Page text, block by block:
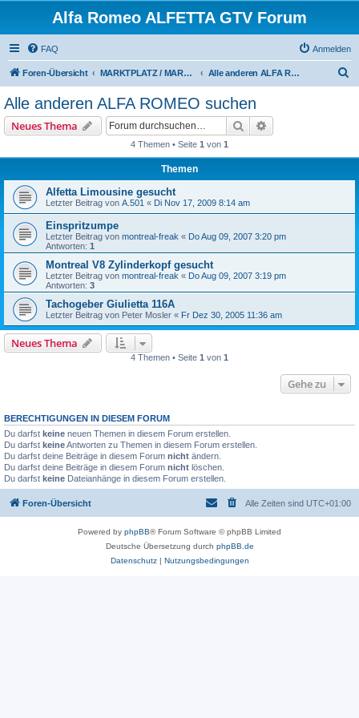
Alfa Romeo ALFETTA GTV Forum
FAQ Anmelden
Foren-Übersicht MARKTPLATZ / MARKETPLACE Alle anderen ALFA ROMEO suchen
Alle anderen ALFA ROMEO suchen
Neues Thema Suche
4 Themen • Seite 1 von 1
Themen
Alfetta Limousine gesucht
Letzter Beitrag von A.501 « Di Nov 17, 2009 8:14 am
Einspritzumpe
Letzter Beitrag von montreal-freak « Do Aug 09, 2007 3:20 pm
Antworten: 1
Montreal V8 Zylinderkopf gesucht
Letzter Beitrag von montreal-freak « Do Aug 09, 2007 3:19 pm
Antworten: 3
Tachogeber Giulietta 116A
Letzter Beitrag von Peter Mosler « Fr Dez 30, 2005 11:36 am
Neues Thema
4 Themen • Seite 1 von 1
Gehe zu
BERECHTIGUNGEN IN DIESEM FORUM
Du darfst keine neuen Themen in diesem Forum erstellen.
Du darfst keineAntworten zu Themen in diesem Forum erstellen.
Du darfst deine Beiträge in diesem Forum nicht ändern.
Du darfst deine Beiträge in diesem Forum nicht löschen.
Du darfst keine Dateianhänge in diesem Forum erstellen.
Foren-Übersicht Alle Zeiten sind UTC+01:00
Powered by phpBB® Forum Software © phpBB Limited
Deutsche Übersetzung durch phpBB.de
Datenschutz| Nutzungsbedingungen